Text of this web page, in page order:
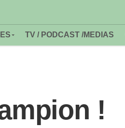
TV / PODCAST /MEDIAS
!